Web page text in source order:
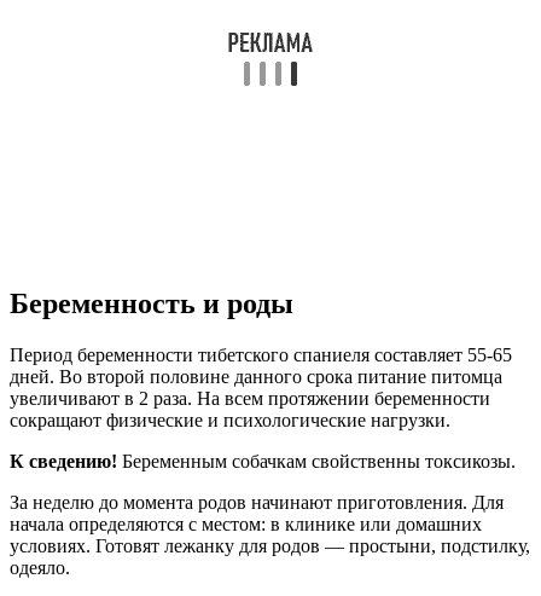
Беременность и роды
Период беременности тибетского спаниеля составляет 55-65
дней. Во второй половине данного срока питание питомца
увеличивают в 2 раза. На всем протяжении беременности
сокращают физические и психологические нагрузки.
К сведению! Беременным собачкам свойственны токсикозы.
За неделю до момента родов начинают приготовления. Для
начала определяются с местом: в клинике или домашних
условиях. Готовят лежанку для родов — простыни, подстилку,
одеяло.